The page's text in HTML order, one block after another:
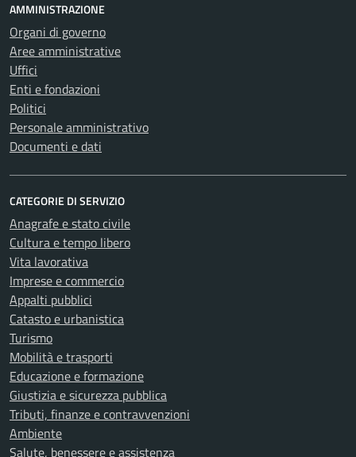
AMMINISTRAZIONE
Organi di governo
Aree amministrative
Uffici
Enti e fondazioni
Politici
Personale amministrativo
Documenti e dati
CATEGORIE DI SERVIZIO
Anagrafe e stato civile
Cultura e tempo libero
Vita lavorativa
Imprese e commercio
Appalti pubblici
Catasto e urbanistica
Turismo
Mobilità e trasporti
Educazione e formazione
Giustizia e sicurezza pubblica
Tributi, finanze e contravvenzioni
Ambiente
Salute, benessere e assistenza